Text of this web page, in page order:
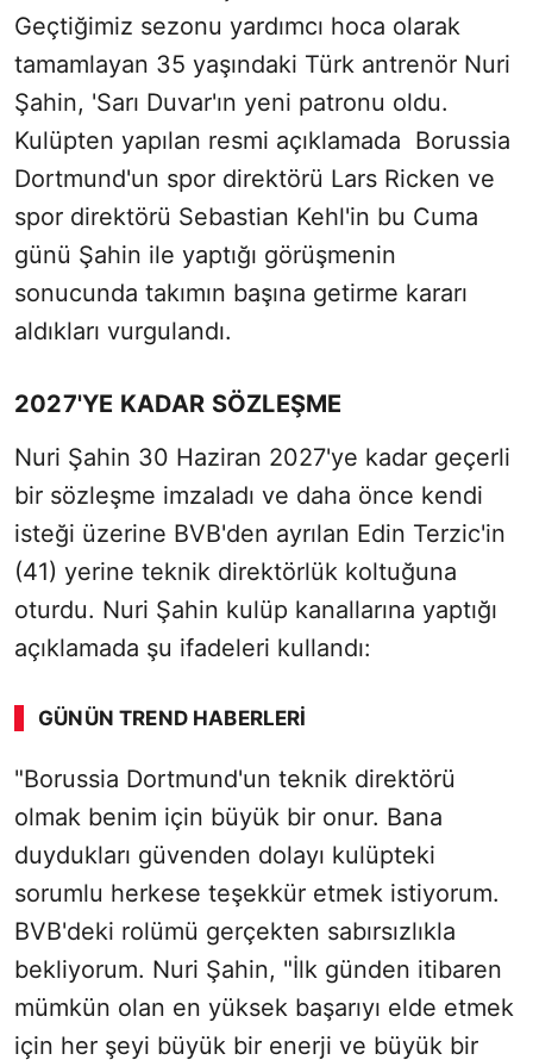
Geçtiğimiz sezonu yardımcı hoca olarak
tamamlayan 35 yaşındaki Türk antrenör Nuri
Şahin, 'Sarı Duvar'ın yeni patronu oldu.
Kulüpten yapılan resmi açıklamada Borussia
Dortmund'un spor direktörü Lars Ricken ve
spor direktörü Sebastian Kehl'in bu Cuma
günü Şahin ile yaptığı görüşmenin
sonucunda takımın başına getirme kararı
aldıkları vurgulandı.
2027'YE KADAR SÖZLEŞME
Nuri Şahin 30 Haziran 2027'ye kadar geçerli
bir sözleşme imzaladı ve daha önce kendi
isteği üzerine BVB'den ayrılan Edin Terzic'in
(41) yerine teknik direktörlük koltuğuna
oturdu. Nuri Şahin kulüp kanallarına yaptığı
açıklamada şu ifadeleri kullandı:
GÜNÜN TREND HABERLERI
"Borussia Dortmund'un teknik direktörü
olmak benim için büyük bir onur. Bana
duydukları güvenden dolayı kulüpteki
sorumlu herkese teşekkür etmek istiyorum.
BVB'deki rolümü gerçekten sabırsızlıkla
bekliyorum. Nuri Şahin, "İlk günden itibaren
mümkün olan en yüksek başarıyı elde etmek
için her şeyi büyük bir enerji ve büyük bir